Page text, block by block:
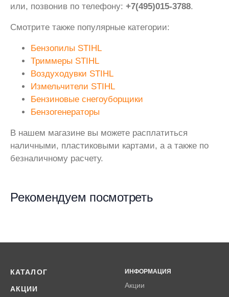
или, позвонив по телефону: +7(495)015-3788.
Смотрите также популярные категории:
Бензопилы STIHL
Триммеры STIHL
Воздуходувки STIHL
Измельчители STIHL
Бензиновые снегоуборщики
Бензогенераторы
В нашем магазине вы можете расплатиться
наличными, пластиковыми картами, а а также по
безналичному расчету.
Рекомендуем посмотреть
КАТАЛОГ
АКЦИИ
ИНФОРМАЦИЯ
Акции